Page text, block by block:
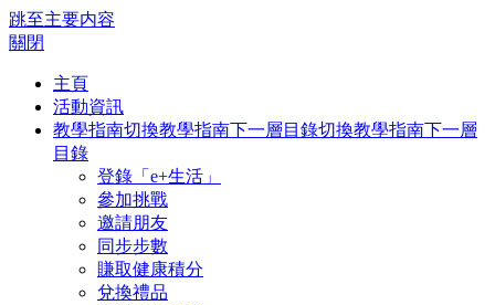
跳至主要内容
關閉
主頁
活動資訊
教學指南切換教學指南下一層目錄切換教學指南下一層
目錄
登錄「e+生活」
參加挑戰
邀請朋友
同步步數
賺取健康積分
兌換禮品